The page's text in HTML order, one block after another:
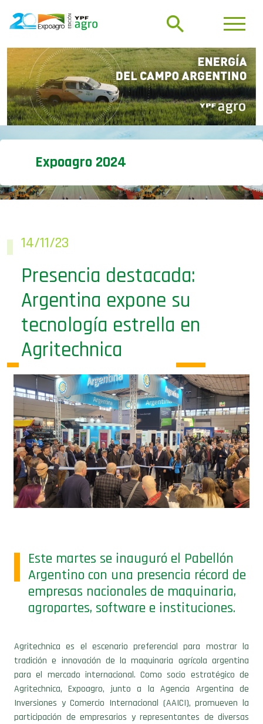
Expoagro 2024
14/11/23
Presencia destacada:
Argentina expone su
tecnología estrella en
Agritechnica
Este martes se inauguró el Pabellón
Argentino con una presencia récord de
empresas nacionales de maquinaria,
agropartes, software e instituciones.
Agritechnica es el escenario preferencial para mostrar la
tradición e innovación de la maquinaria agrícola argentina
para el mercado internacional. Como socio estratégico de
Agritechnica, Expoagro, junto a la Agencia Argentina de
Inversiones y Comercio Internacional (AAICI), promueven la
participación de empresarios y representantes de diversas